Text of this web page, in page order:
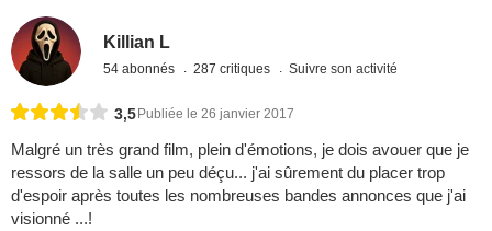
Killian L
54 abonnés 287 critiques Suivre son activité
3,5 Publiée le 26 janvier 2017
Malgré un très grand film, plein d'émotions, je dois avouer que je
ressors de la salle un peu déçu... j'ai sûrement du placer trop
d'espoir après toutes les nombreuses bandes annonces que j'ai
visionné ...!